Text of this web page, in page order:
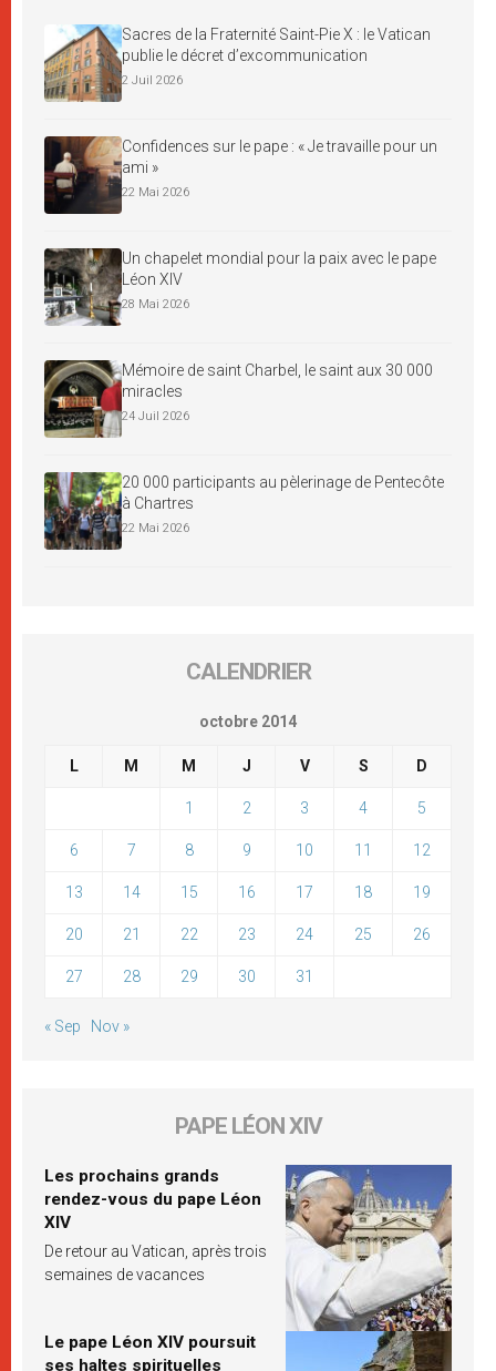
Sacres de la Fraternité Saint-Pie X : le Vatican
publie le décret d’excommunication
2 Juil 2026
Confidences sur le pape : « Je travaille pour un
ami »
22 Mai 2026
Un chapelet mondial pour la paix avec le pape
Léon XIV
28 Mai 2026
Mémoire de saint Charbel, le saint aux 30 000
miracles
24 Juil 2026
20 000 participants au pèlerinage de Pentecôte
à Chartres
22 Mai 2026
CALENDRIER
octobre 2014
L M M J V S D
1 2 3 4 5
6 7 8 9 10 11 12
13 14 15 16 17 18 19
20 21 22 23 24 25 26
27 28 29 30 31
« Sep Nov »
PAPE LÉON XIV
Les prochains grands
rendez-vous du pape Léon
XIV
De retour au Vatican, après trois
semaines de vacances
Le pape Léon XIV poursuit
ses haltes spirituelles